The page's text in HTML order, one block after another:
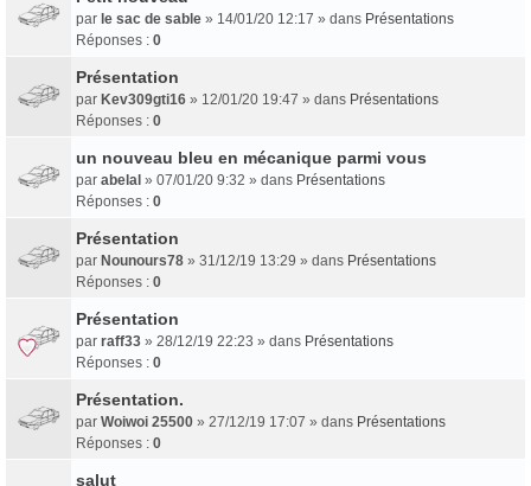
par le sac de sable » 14/01/20 12:17 » dans Présentations
Réponses : 0
Présentation
par Kev309gti16 » 12/01/20 19:47 » dans Présentations
Réponses : 0
un nouveau bleu en mécanique parmi vous
par abelal » 07/01/20 9:32 » dans Présentations
Réponses : 0
Présentation
par Nounours78 » 31/12/19 13:29 » dans Présentations
Réponses : 0
Présentation
par raff33 » 28/12/19 22:23 » dans Présentations
Réponses : 0
Présentation.
par Woiwoi 25500 » 27/12/19 17:07 » dans Présentations
Réponses : 0
salut